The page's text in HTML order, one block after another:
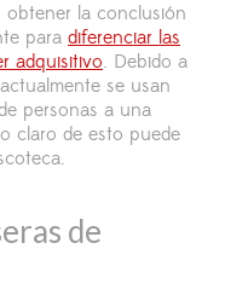
obtener la conclusión
para diferenciar las
adquisitivo. Debido a
se usan
personas a una
claro de esto puede
de